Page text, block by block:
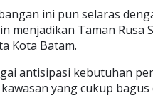
ini pun selaras
menjadikan Taman
Kota Batam.
antisipasi kebutuhan
yang cukup